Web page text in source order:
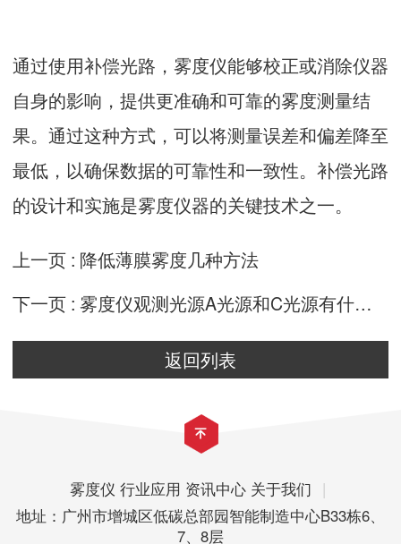
通过使用补偿光路，雾度仪能够校正或消除仪器
自身的影响，提供更准确和可靠的雾度测量结
果。通过这种方式，可以将测量误差和偏差降至
最低，以确保数据的可靠性和一致性。补偿光路
的设计和实施是雾度仪器的关键技术之一。
上一页 : 降低薄膜雾度几种方法
下一页 : 雾度仪观测光源A光源和C光源有什么区别？
返回列表
雾度仪 行业应用 资讯中心 关于我们
|
地址：广州市增城区低碳总部园智能制造中心B33栋6、
7、8层